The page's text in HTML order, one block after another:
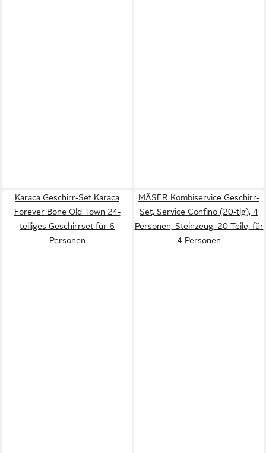
Karaca Geschirr-Set Karaca
Forever Bone Old Town 24-
teiliges Geschirrset für 6
Personen
MÄSER Kombiservice Geschirr-
Set, Service Confino (20-tlg), 4
Personen, Steinzeug, 20 Teile, für
4 Personen